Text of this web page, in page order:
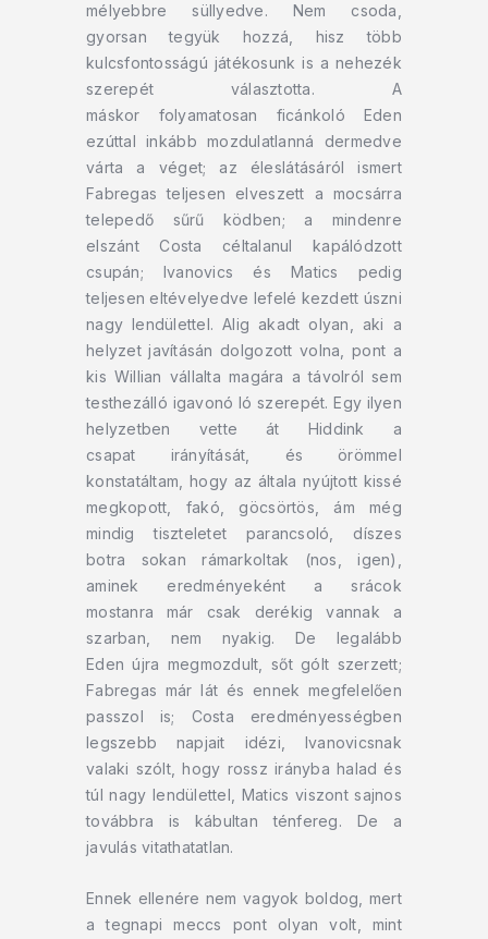
mélyebbre süllyedve. Nem csoda,
gyorsan tegyük hozzá, hisz több
kulcsfontosságú játékosunk is a nehezék
szerepét választotta. A
máskor folyamatosan ficánkoló Eden
ezúttal inkább mozdulatlanná dermedve
várta a véget; az éleslátásáról ismert
Fabregas teljesen elveszett a mocsárra
telepedő sűrű ködben; a mindenre
elszánt Costa céltalanul kapálódzott
csupán; Ivanovics és Matics pedig
teljesen eltévelyedve lefelé kezdett úszni
nagy lendülettel. Alig akadt olyan, aki a
helyzet javításán dolgozott volna, pont a
kis Willian vállalta magára a távolról sem
testhezálló igavonó ló szerepét. Egy ilyen
helyzetben vette át Hiddink a
csapat irányítását, és örömmel
konstatáltam, hogy az általa nyújtott kissé
megkopott, fakó, göcsörtös, ám még
mindig tiszteletet parancsoló, díszes
botra sokan rámarkoltak (nos, igen),
aminek eredményeként a srácok
mostanra már csak derékig vannak a
szarban, nem nyakig. De legalább
Eden újra megmozdult, sőt gólt szerzett;
Fabregas már lát és ennek megfelelően
passzol is; Costa eredményességben
legszebb napjait idézi, Ivanovicsnak
valaki szólt, hogy rossz irányba halad és
túl nagy lendülettel, Matics viszont sajnos
továbbra is kábultan ténfereg. De a
javulás vitathatatlan.
Ennek ellenére nem vagyok boldog, mert
a tegnapi meccs pont olyan volt, mint